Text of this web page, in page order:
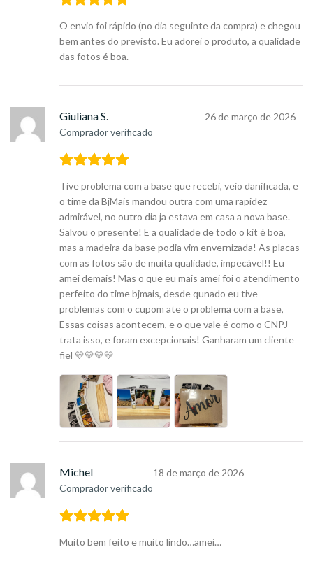
O envio foi rápido (no dia seguinte da compra) e chegou
bem antes do previsto. Eu adorei o produto, a qualidade
das fotos é boa.
Giuliana S.
Comprador verificado
26 de março de 2026
Tive problema com a base que recebi, veio danificada, e
o time da BjMais mandou outra com uma rapidez
admirável, no outro dia ja estava em casa a nova base.
Salvou o presente! E a qualidade de todo o kit é boa,
mas a madeira da base podia vim envernizada! As placas
com as fotos são de muita qualidade, impecável!! Eu
amei demais! Mas o que eu mais amei foi o atendimento
perfeito do time bjmais, desde qunado eu tive
problemas com o cupom ate o problema com a base,
Essas coisas acontecem, e o que vale é como o CNPJ
trata isso, e foram excepcionais! Ganharam um cliente
fiel 💛💛💛💛
Michel
Comprador verificado
18 de março de 2026
Muito bem feito e muito lindo…amei…